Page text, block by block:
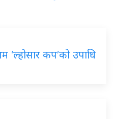
‘ल्होसार कप’को उपाधि